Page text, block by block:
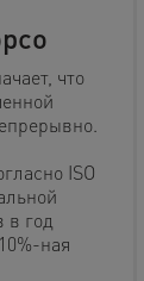
что
ISO
в год
ная